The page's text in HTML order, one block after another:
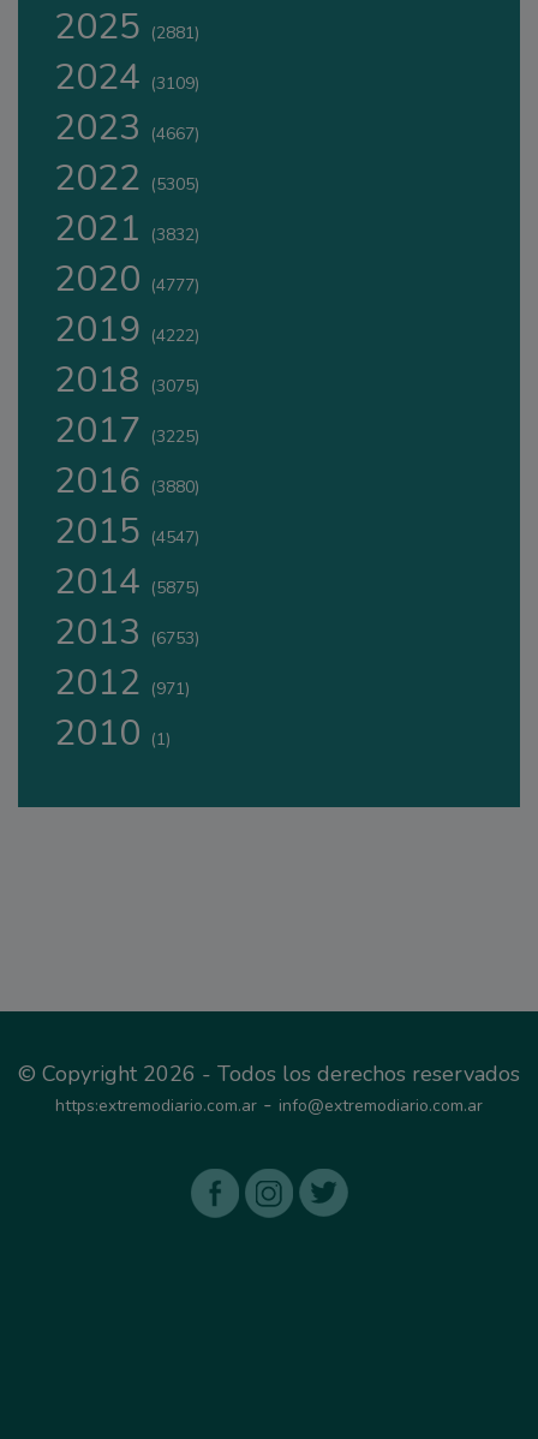
2025 (2881)
2024 (3109)
2023 (4667)
2022 (5305)
2021 (3832)
2020 (4777)
2019 (4222)
2018 (3075)
2017 (3225)
2016 (3880)
2015 (4547)
2014 (5875)
2013 (6753)
2012 (971)
2010 (1)
© Copyright 2026 - Todos los derechos reservados
https:extremodiario.com.ar - info@extremodiario.com.ar